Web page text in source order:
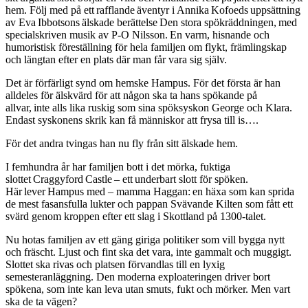
hem. Följ med på ett rafflande äventyr i Annika Kofoeds uppsättning
av Eva Ibbotsons älskade berättelse Den stora spökräddningen, med
specialskriven musik av P-O Nilsson. En varm, hisnande och
humoristisk föreställning för hela familjen om flykt, främlingskap
och längtan efter en plats där man får vara sig själv.
Det är förfärligt synd om hemske Hampus. För det första är han
alldeles för älskvärd för att någon ska ta hans spökande på
allvar, inte alls lika ruskig som sina spöksyskon George och Klara.
Endast syskonens skrik kan få människor att frysa till is….
För det andra tvingas han nu fly från sitt älskade hem.
I femhundra år har familjen bott i det mörka, fuktiga
slottet Craggyford Castle – ett underbart slott för spöken.
Här lever Hampus med – mamma Haggan: en häxa som kan sprida
de mest fasansfulla lukter och pappan Svävande Kilten som fått ett
svärd genom kroppen efter ett slag i Skottland på 1300-talet.
Nu hotas familjen av ett gäng giriga politiker som vill bygga nytt
och fräscht. Ljust och fint ska det vara, inte gammalt och muggigt.
Slottet ska rivas och platsen förvandlas till en lyxig
semesteranläggning. Den moderna exploateringen driver bort
spökena, som inte kan leva utan smuts, fukt och mörker. Men vart
ska de ta vägen?